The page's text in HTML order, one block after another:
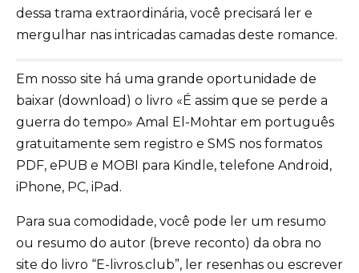
dessa trama extraordinária, você precisará ler e
mergulhar nas intricadas camadas deste romance.
Em nosso site há uma grande oportunidade de
baixar (download) o livro «É assim que se perde a
guerra do tempo» Amal El-Mohtar em português
gratuitamente sem registro e SMS nos formatos
PDF, ePUB e MOBI para Kindle, telefone Android,
iPhone, PC, iPad.
Para sua comodidade, você pode ler um resumo
ou resumo do autor (breve reconto) da obra no
site do livro “E-livros.club”, ler resenhas ou escrever